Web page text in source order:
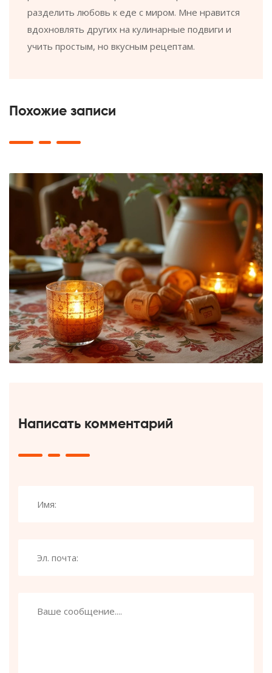
разделить любовь к еде с миром. Мне нравится
вдохновлять других на кулинарные подвиги и
учить простым, но вкусным рецептам.
Похожие записи
Написать комментарий